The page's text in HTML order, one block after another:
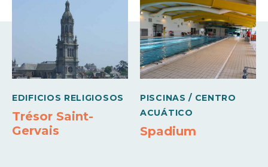
EDIFICIOS RELIGIOSOS
Trésor Saint-
Gervais
PISCINAS / CENTRO
ACUÁTICO
Spadium